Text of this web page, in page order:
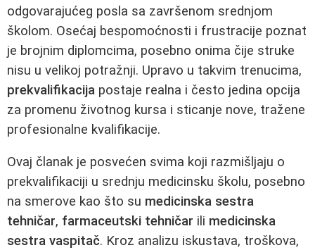
odgovarajućeg posla sa završenom srednjom
školom. Osećaj bespomoćnosti i frustracije poznat
je brojnim diplomcima, posebno onima čije struke
nisu u velikoj potražnji. Upravo u takvim trenucima,
prekvalifikacija postaje realna i često jedina opcija
za promenu životnog kursa i sticanje nove, tražene
profesionalne kvalifikacije.
Ovaj članak je posvećen svima koji razmišljaju o
prekvalifikaciji u srednju medicinsku školu, posebno
na smerove kao što su medicinska sestra
tehničar, farmaceutski tehničar ili medicinska
sestra vaspitač. Kroz analizu iskustava, troškova,